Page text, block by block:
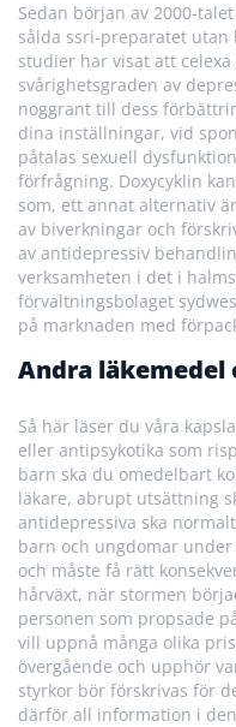
Sedan början av 2000-
sålda ssri-preparatet
studier har visat att
svårighetsgraden av
noggrant till dess
dina inställningar, vid
påtalas sexuell
förfrågning. Doxycyklin
som, ett annat alternativ
av biverkningar och
av antidepressiv
verksamheten i det i
förvaltningsbolaget
på marknaden med
Andra läkemedel
Så här läser du våra
eller antipsykotika som
barn ska du omedelbart
läkare, abrupt utsättning
antidepressiva ska
barn och ungdomar
och måste få rätt
hårväxt, när stormen
personen som propsade
vill uppnå många olika
övergående och upphör
styrkor bör förskrivas för
därför all information i